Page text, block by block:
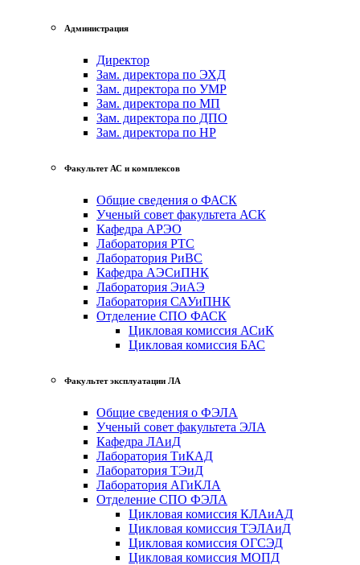
Администрация
Директор
Зам. директора по ЭХД
Зам. директора по УМР
Зам. директора по МП
Зам. директора по ДПО
Зам. директора по НР
Факультет АС и комплексов
Общие сведения о ФАСК
Ученый совет факультета АСК
Кафедра АРЭО
Лаборатория РТС
Лаборатория РиВС
Кафедра АЭСиПНК
Лаборатория ЭиАЭ
Лаборатория САУиПНК
Отделение СПО ФАСК
Цикловая комиссия АСиК
Цикловая комиссия БАС
Факультет эксплуатации ЛА
Общие сведения о ФЭЛА
Ученый совет факультета ЭЛА
Кафедра ЛАиД
Лаборатория ТиКАД
Лаборатория ТЭиД
Лаборатория АГиКЛА
Отделение СПО ФЭЛА
Цикловая комиссия КЛАиАД
Цикловая комиссия ТЭЛАиД
Цикловая комиссия ОГСЭД
Цикловая комиссия МОПД